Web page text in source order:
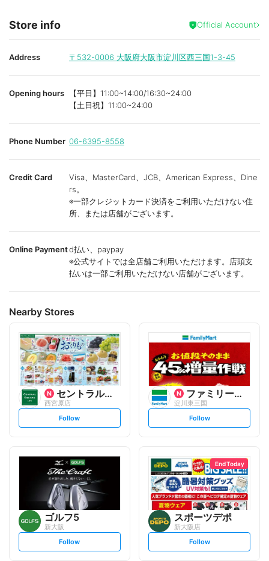
Store info Official Account
Address 〒532-0006 大阪府大阪市淀川区西三国1-3-45
Opening hours
【平日】11:00~14:00/16:30~24:00
【土日祝】11:00~24:00
Phone Number 06-6395-8558
Credit Card
Visa、MasterCard、JCB、American Express、Dine
rs。
※一部クレジットカード決済をご利用いただけない住
所、または店舗がございます。
Online Paymentd払い、paypay
※公式サイトでは全店舗ご利用いただけます。店頭支
払いは一部ご利用いただけない店舗がございます。
Nearby Stores
セントラルスクエア
西宮原店
s
t
l
o
w
Follow
ファミリーマート
淀川東三国
s
t
l
o
w
Follow
ゴルフ5
新大阪
s
t
Follow
End Today
スポーツデポ
新大阪店
s
t
Follow